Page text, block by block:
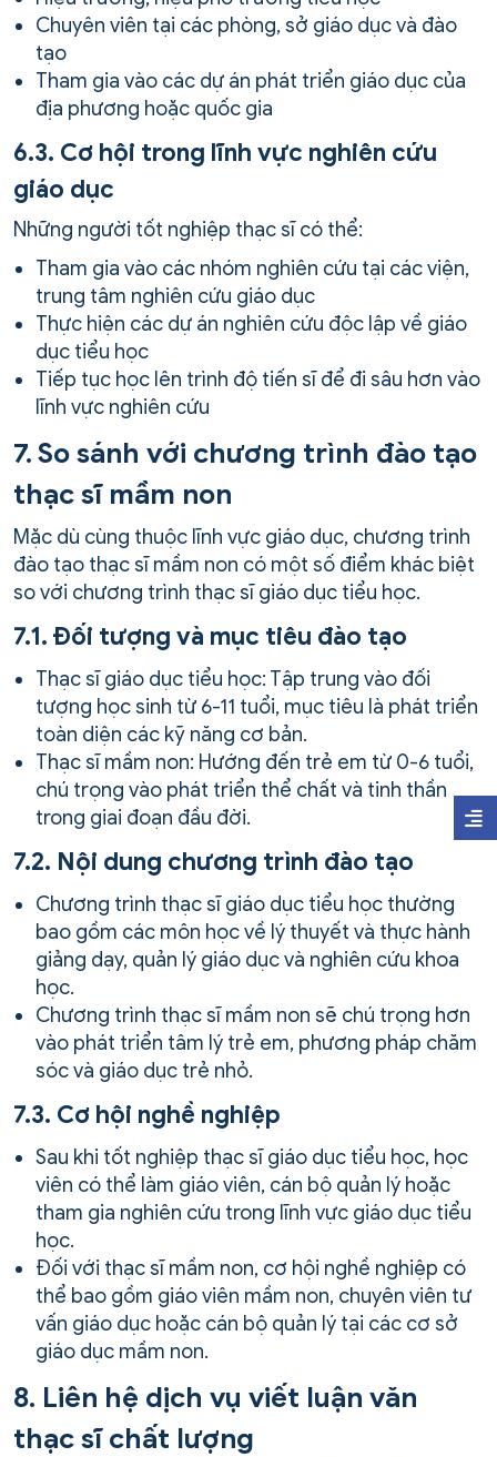
Chuyên viên tại các phòng, sở giáo dục và đào
tạo
Tham gia vào các dự án phát triển giáo dục của
địa phương hoặc quốc gia
6.3. Cơ hội trong lĩnh vực nghiên cứu
giáo dục
Những người tốt nghiệp thạc sĩ có thể:
Tham gia vào các nhóm nghiên cứu tại các viện,
trung tâm nghiên cứu giáo dục
Thực hiện các dự án nghiên cứu độc lập về giáo
dục tiểu học
Tiếp tục học lên trình độ tiến sĩ để đi sâu hơn vào
lĩnh vực nghiên cứu
7. So sánh với chương trình đào tạo
thạc sĩ mầm non
Mặc dù cùng thuộc lĩnh vực giáo dục, chương trình
đào tạo thạc sĩ mầm non có một số điểm khác biệt
so với chương trình thạc sĩ giáo dục tiểu học.
7.1. Đối tượng và mục tiêu đào tạo
Thạc sĩ giáo dục tiểu học: Tập trung vào đối
tượng học sinh từ 6-11 tuổi, mục tiêu là phát triển
toàn diện các kỹ năng cơ bản.
Thạc sĩ mầm non: Hướng đến trẻ em từ 0-6 tuổi,
chú trọng vào phát triển thể chất và tinh thần
trong giai đoạn đầu đời.
7.2. Nội dung chương trình đào tạo
Chương trình thạc sĩ giáo dục tiểu học thường
bao gồm các môn học về lý thuyết và thực hành
giảng dạy, quản lý giáo dục và nghiên cứu khoa
học.
Chương trình thạc sĩ mầm non sẽ chú trọng hơn
vào phát triển tâm lý trẻ em, phương pháp chăm
sóc và giáo dục trẻ nhỏ.
7.3. Cơ hội nghề nghiệp
Sau khi tốt nghiệp thạc sĩ giáo dục tiểu học, học
viên có thể làm giáo viên, cán bộ quản lý hoặc
tham gia nghiên cứu trong lĩnh vực giáo dục tiểu
học.
Đối với thạc sĩ mầm non, cơ hội nghề nghiệp có
thể bao gồm giáo viên mầm non, chuyên viên tư
vấn giáo dục hoặc cán bộ quản lý tại các cơ sở
giáo dục mầm non.
8. Liên hệ dịch vụ viết luận văn
thạc sĩ chất lượng